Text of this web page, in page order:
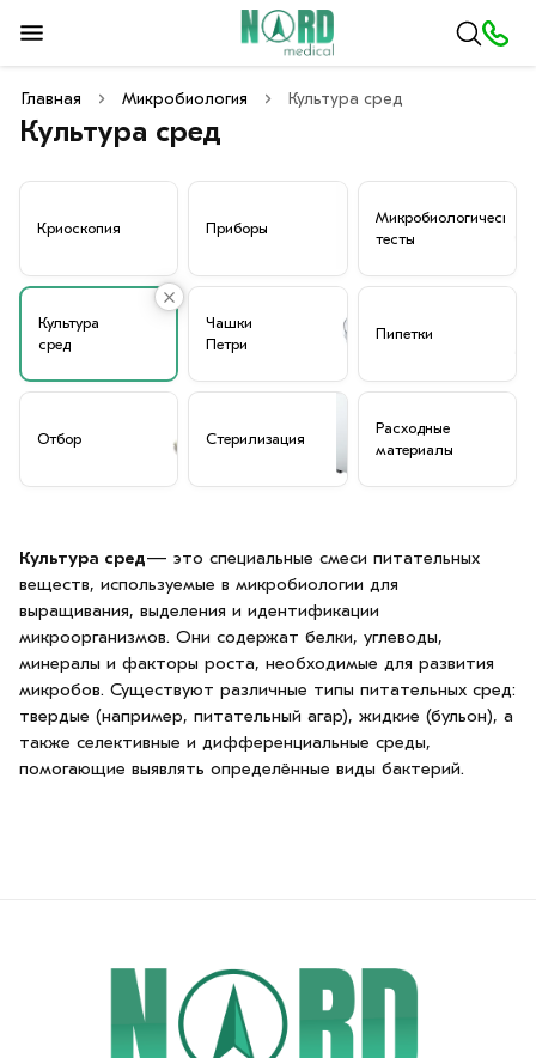
Главная Микробиология Культура сред
Культура сред
Криоскопия Приборы
Микробиологические
тесты
Культура
сред
Чашки
Петри
Пипетки
Отбор Стерилизация
Расходные
материалы
Культура сред— это специальные смеси питательных
веществ, используемые в микробиологии для
выращивания, выделения и идентификации
микроорганизмов. Они содержат белки, углеводы,
минералы и факторы роста, необходимые для развития
микробов. Существуют различные типы питательных сред:
твердые (например, питательный агар), жидкие (бульон), а
также селективные и дифференциальные среды,
помогающие выявлять определённые виды бактерий.